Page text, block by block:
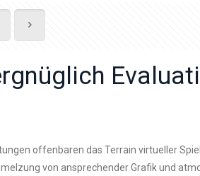
offenbaren das Terrain virtueller
von ansprechender Grafik und